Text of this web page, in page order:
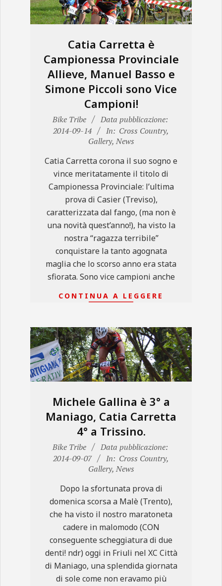
Catia Carretta è
Campionessa Provinciale
Allieve, Manuel Basso e
Simone Piccoli sono Vice
Campioni!
2014-
Bike Tribe
Data pubblicazione:
2014-09-14
In: Cross Country,
Gallery, News
Catia Carretta corona il suo sogno e
vince meritatamente il titolo di
Campionessa Provinciale: l’ultima
prova di Casier (Treviso),
caratterizzata dal fango, (ma non è
una novità quest’anno!), ha visto la
nostra “ragazza terribile”
conquistare la tanto agognata
maglia che lo scorso anno era stata
sfiorata. Sono vice campioni anche
CONTINUA A LEGGERE
Michele Gallina è 3° a
Maniago, Catia Carretta
4° a Trissino.
2014-
09-
Bike Tribe
Data pubblicazione:
2014-09-07
In: Cross Country,
Gallery, News
Dopo la sfortunata prova di
domenica scorsa a Malè (Trento),
che ha visto il nostro maratoneta
cadere in malomodo (CON
conseguente scheggiatura di due
denti! ndr) oggi in Friuli nel XC Città
di Maniago, una splendida giornata
di sole come non eravamo più